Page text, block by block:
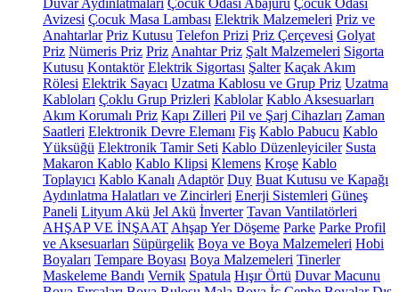
Duvar Aydınlatmaları Çocuk Odası Abajuru Çocuk Odası
Avizesi Çocuk Masa Lambası Elektrik Malzemeleri Priz ve
Anahtarlar Priz Kutusu Telefon Prizi Priz Çerçevesi Golyat
Priz Nümeris Priz Priz Anahtar Priz Şalt Malzemeleri Sigorta
Kutusu Kontaktör Elektrik Sigortası Şalter Kaçak Akım
Rölesi Elektrik Sayacı Uzatma Kablosu ve Grup Priz Uzatma
Kabloları Çoklu Grup Prizleri Kablolar Kablo Aksesuarları
Akım Korumalı Priz Kapı Zilleri Pil ve Şarj Cihazları Zaman
Saatleri Elektronik Devre Elemanı Fiş Kablo Pabucu Kablo
Yüksüğü Elektronik Tamir Seti Kablo Düzenleyiciler Susta
Makaron Kablo Kablo Klipsi Klemens Kroşe Kablo
Toplayıcı Kablo Kanalı Adaptör Duy Buat Kutusu ve Kapağı
Aydınlatma Halatları ve Zincirleri Enerji Sistemleri Güneş
Paneli Lityum Akü Jel Akü İnverter Tavan Vantilatörleri
AHŞAP VE İNŞAAT Ahşap Yer Döşeme Parke Parke Profil
ve Aksesuarları Süpürgelik Boya ve Boya Malzemeleri Hobi
Boyaları Tempare Boyası Boya Malzemeleri Tinerler
Maskeleme Bandı Vernik Spatula Hışır Örtü Duvar Macunu